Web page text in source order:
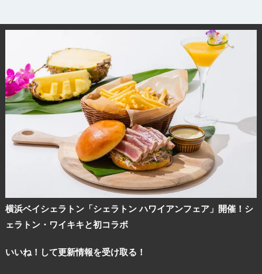
横浜ベイシェラトン「シェラトン ハワイアンフェア」開催！シ
ェラトン・ワイキキと初コラボ
いいね！して更新情報を受け取る！